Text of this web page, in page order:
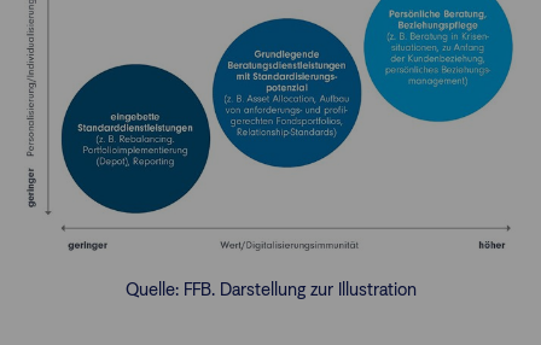
Quelle: FFB. Darstellung zur Illustration